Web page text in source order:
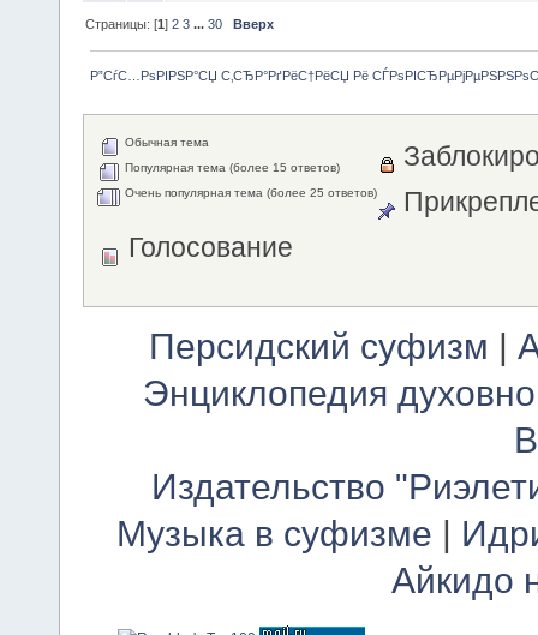
Страницы: [1]2 3 ...30 Вверх
Р”СѓС…РѕРІРЅР°СЏ С‚СЂР°РґРёС†РёСЏ Рё
Обычная тема
Популярная тема (более 15 ответов)
Очень популярная тема (более 25 ответов)
Голосование
Персидский суфизм |
Энциклопедия
Издательство
Музыка в суфизме |
Айкидо